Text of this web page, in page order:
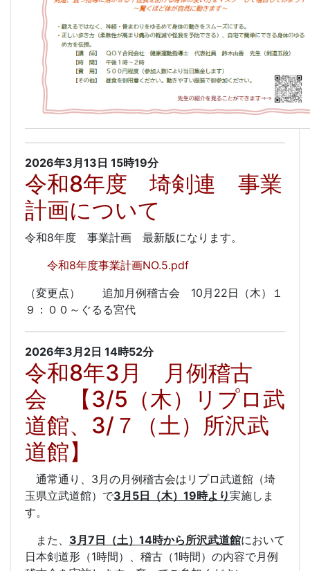
2026年3月13日 15時19分
令和8年度 埼剣連 事業
計画について
令和8年度 事業計画 最新版になります。
令和8年度事業計画NO.5.pdf
（変更点） 追加月例稽古会 10月22日（木）１
９：００～ぐるる宮代
2026年3月2日 14時52分
令和8年3月 月例稽古
会 【3/5（木）リプロ武
道館、3/７（土）所沢武
道館】
通常通り、3月の月例稽古会はリプロ武道館（埼
玉県立武道館）で3月5日（木）19時より実施しま
す。
また、 3月7日（土）14時から所沢武道館において
日本剣道形（1時間）、稽古（1時間）の内容で月例